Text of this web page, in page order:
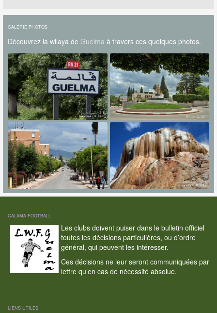
GALERIE PHOTOS
Découvrez la wilaya de Guelma à travers ces quelques photos.
CALAMA FOOTBALL
Les clubs doivent puiser dans le bulletin officiel
toutes les décisions particulières, ou d’ordre
général, qui peuvent les intéresser.
Ces décisions ne leur seront communiquées par
lettre qu’en cas de nécessité absolue.
LIENS UTILES